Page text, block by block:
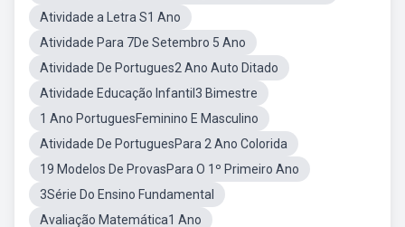
Atividade a Letra S1 Ano
Atividade Para 7De Setembro 5 Ano
Atividade De Portugues2 Ano Auto Ditado
Atividade Educação Infantil3 Bimestre
1 Ano PortuguesFeminino E Masculino
Atividade De PortuguesPara 2 Ano Colorida
19 Modelos De ProvasPara O 1º Primeiro Ano
3Série Do Ensino Fundamental
Avaliação Matemática1 Ano